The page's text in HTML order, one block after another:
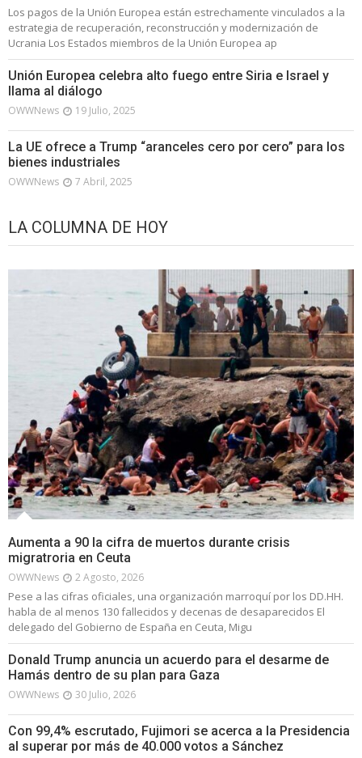
Los pagos de la Unión Europea están estrechamente vinculados a la
estrategia de recuperación, reconstrucción y modernización de
Ucrania Los Estados miembros de la Unión Europea ap
Unión Europea celebra alto fuego entre Siria e Israel y
llama al diálogo
OWWNews 19 Julio, 2025
La UE ofrece a Trump “aranceles cero por cero” para los
bienes industriales
OWWNews 7 Abril, 2025
LA COLUMNA DE HOY
Aumenta a 90 la cifra de muertos durante crisis
migratroria en Ceuta
OWWNews 2 Agosto, 2026
Pese a las cifras oficiales, una organización marroquí por los DD.HH.
habla de al menos 130 fallecidos y decenas de desaparecidos El
delegado del Gobierno de España en Ceuta, Migu
Donald Trump anuncia un acuerdo para el desarme de
Hamás dentro de su plan para Gaza
OWWNews 30 Julio, 2026
Con 99,4% escrutado, Fujimori se acerca a la Presidencia
al superar por más de 40.000 votos a Sánchez